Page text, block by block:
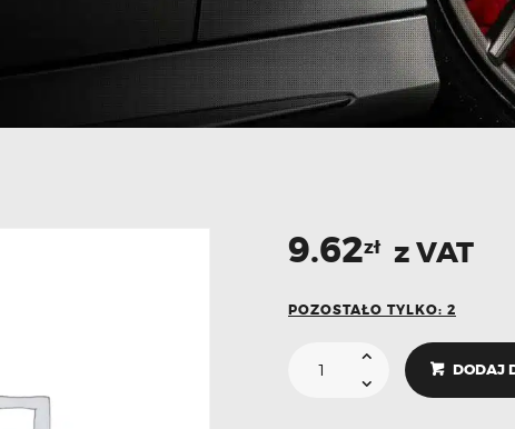
9.62zł z VAT
POZOSTAŁO TYLKO: 2
DODAJ